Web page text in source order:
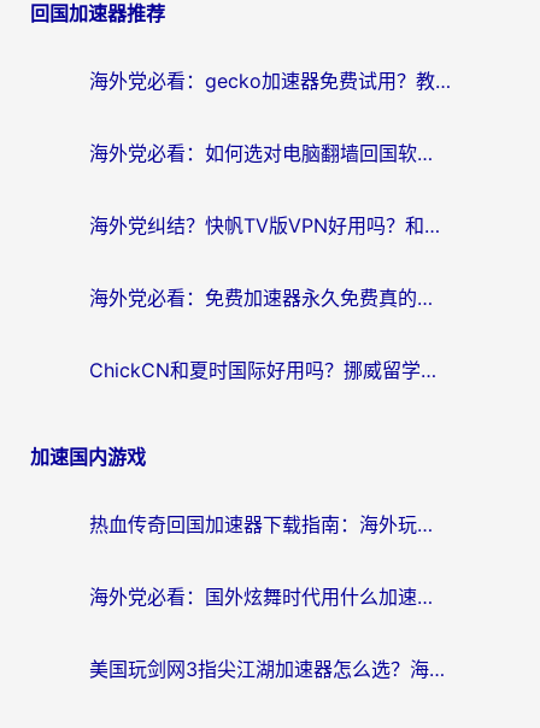
导
回国加速器推荐
海外党必看：gecko加速器免费试用？教你选对回国加速器，无缝刷国内剧玩游戏
海外党必看：如何选对电脑翻墙回国软件，轻松解锁国内资源？
海外党纠结？快帆TV版VPN好用吗？和扇贝手游VPN对比哪个回国效果更好？
海外党必看：免费加速器永久免费真的存在吗？教你选对回国加速器无缝刷国内资源
ChickCN和夏时国际好用吗？挪威留学生亲测3款回国加速器，附穿梭和加速喵对比指南
加速国内游戏
热血传奇回国加速器下载指南：海外玩家如何流畅砍怪不卡顿？
海外党必看：国外炫舞时代用什么加速器比较好？解决延迟卡顿的终极方案
美国玩剑网3指尖江湖加速器怎么选？海外党亲测避坑指南